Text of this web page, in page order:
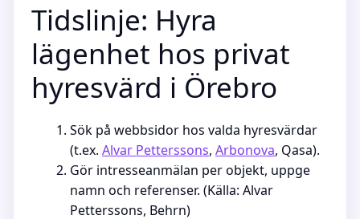
Tidslinje: Hyra
lägenhet hos privat
hyresvärd i Örebro
Sök på webbsidor hos valda hyresvärdar
(t.ex. Alvar Petterssons, Arbonova, Qasa).
Gör intresseanmälan per objekt, uppge
namn och referenser. (Källa: Alvar
Petterssons, Behrn)